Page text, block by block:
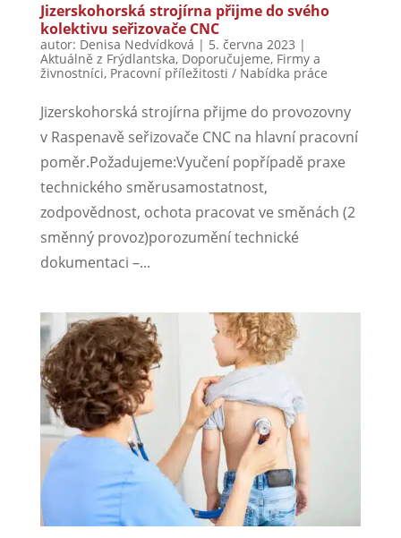
Jizerskohorská strojírna přijme do svého
kolektivu seřizovače CNC
autor: Denisa Nedvídková | 5. června 2023 |
Aktuálně z Frýdlantska, Doporučujeme, Firmy a
živnostníci, Pracovní příležitosti / Nabídka práce
Jizerskohorská strojírna přijme do provozovny
v Raspenavě seřizovače CNC na hlavní pracovní
poměr.Požadujeme:Vyučení popřípadě praxe
technického směrusamostatnost,
zodpovědnost, ochota pracovat ve směnách (2
směnný provoz)porozumění technické
dokumentaci –...